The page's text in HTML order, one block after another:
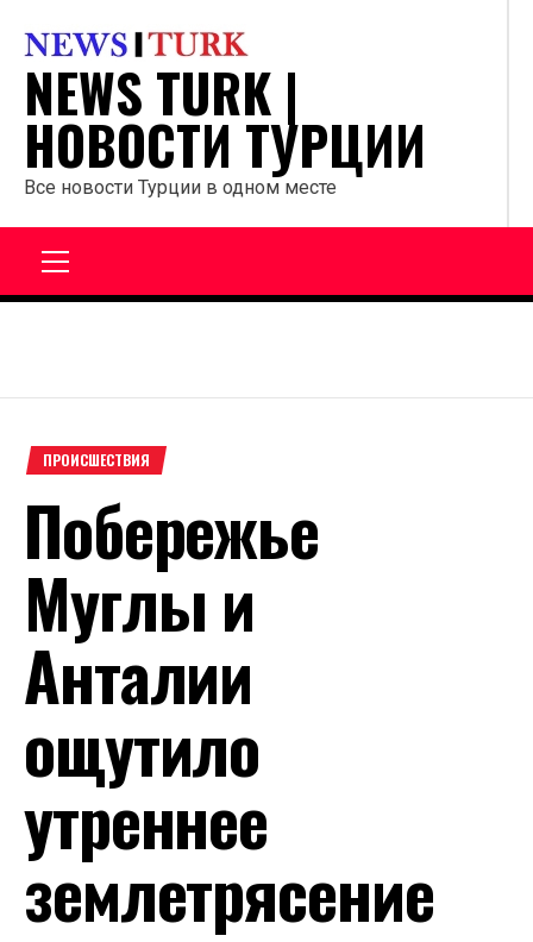
содержанию
NEWS TURK |
НОВОСТИ ТУРЦИИ
Все новости Турции в одном месте
ПРОИСШЕСТВИЯ
Побережье
Муглы и
Анталии
ощутило
утреннее
землетрясение